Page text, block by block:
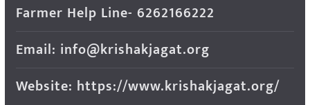
Farmer Help Line- 6262166222
Email: info@krishakjagat.org
Website: https://www.krishakjagat.org/